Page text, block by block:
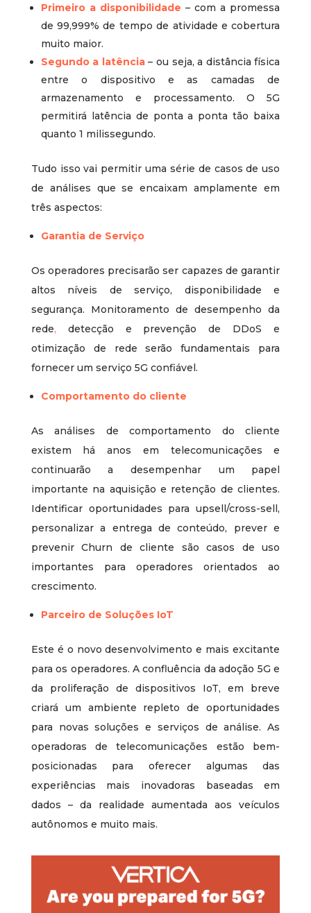
Primeiro a disponibilidade – com a promessa
de 99,999% de tempo de atividade e cobertura
muito maior.
Segundo a latência– ou seja, a distância física
entre o dispositivo e as camadas de
armazenamento e processamento. O 5G
permitirá latência de ponta a ponta tão baixa
quanto 1 milissegundo.
Tudo isso vai permitir uma série de casos de uso
de análises que se encaixam amplamente em
três aspectos:
Garantia de Serviço
Os operadores precisarão ser capazes de garantir
altos níveis de serviço, disponibilidade e
segurança. Monitoramento de desempenho da
rede, detecção e prevenção de DDoS e
otimização de rede serão fundamentais para
fornecer um serviço 5G confiável.
Comportamento do cliente
As análises de comportamento do cliente
existem há anos em telecomunicações e
continuarão a desempenhar um papel
importante na aquisição e retenção de clientes.
Identificar oportunidades para upsell/cross-sell,
personalizar a entrega de conteúdo, prever e
prevenir Churn de cliente são casos de uso
importantes para operadores orientados ao
crescimento.
Parceiro de Soluções IoT
Este é o novo desenvolvimento e mais excitante
para os operadores. A confluência da adoção 5G e
da proliferação de dispositivos IoT, em breve
criará um ambiente repleto de oportunidades
para novas soluções e serviços de análise. As
operadoras de telecomunicações estão bem-
posicionadas para oferecer algumas das
experiências mais inovadoras baseadas em
dados – da realidade aumentada aos veículos
autônomos e muito mais.